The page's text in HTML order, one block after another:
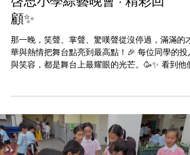
啓思小學綜藝晚會 · 精彩回
顧✨
那一晚，笑聲、掌聲、驚嘆聲從沒停過，滿滿的才
華與熱情把舞台點亮到最高點！🎉 每位同學的投
盡展潛能、發光發亮，是啓思最大的驕傲和感動。
員，因為你們的付出，讓那個夜晚如此動人。 暑
快樂，我們明年舞台再聚！🌟 #CPS
#creativeprimaryschool #活學啓思 #ibworldschool